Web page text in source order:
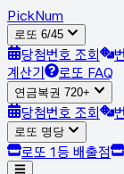
PickNum
로또 6/45
당첨번호 조회
계산기
로또 FAQ
연금복권 720+
당첨번호 조회
로또 명당
로또 1등 배출점